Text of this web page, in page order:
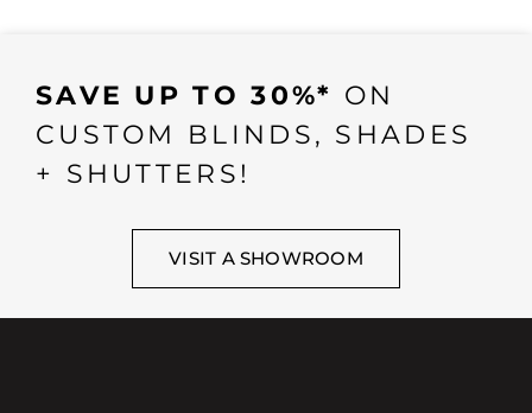
SAVE UP TO 30%* ON
CUSTOM BLINDS, SHADES
+ SHUTTERS!
VISIT A SHOWROOM